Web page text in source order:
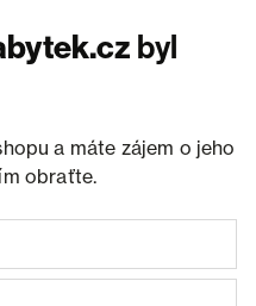
byl
a máte zájem o jeho
obraťte.